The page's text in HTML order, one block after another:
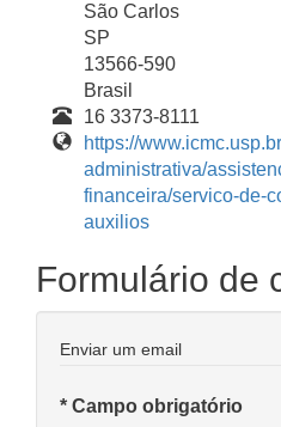
São Carlos
SP
13566-590
Brasil
16 3373-8111
https://
administrativa/
financeira/servico-de-
auxilios
Formulário de
Enviar um email
* Campo obrigatório